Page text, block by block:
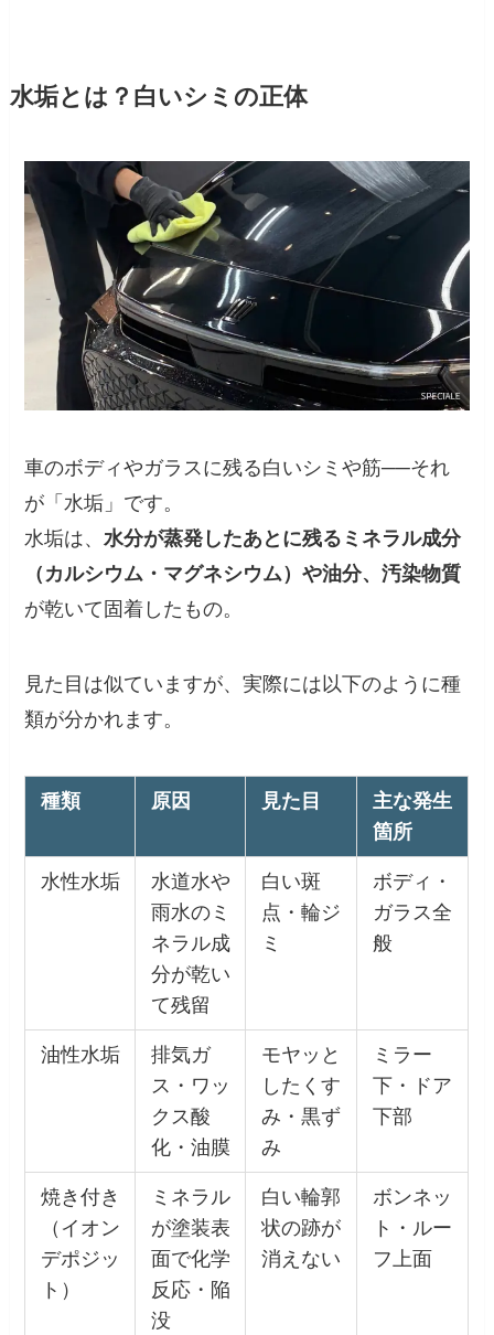
水垢とは？白いシミの正体
車のボディやガラスに残る白いシミや筋──それ
が「水垢」です。
水垢は、 水分が蒸発したあとに残るミネラル成分
（カルシウム・マグネシウム）や油分、汚染物質
が乾いて固着したもの。
見た目は似ていますが、実際には以下のように種
類が分かれます。
種類 原因 見た目
主な発生
箇所
水性水垢
水道水や
雨水のミ
ネラル成
分が乾い
て残留
白い斑
点・輪ジ
ミ
ボディ・
ガラス全
般
油性水垢
排気ガ
ス・ワッ
クス酸
化・油膜
モヤッと
したくす
み・黒ず
み
ミラー
下・ドア
下部
焼き付き
（イオン
デポジッ
ト）
ミネラル
が塗装表
面で化学
反応・陥
没
白い輪郭
状の跡が
消えない
ボンネッ
ト・ルー
フ上面